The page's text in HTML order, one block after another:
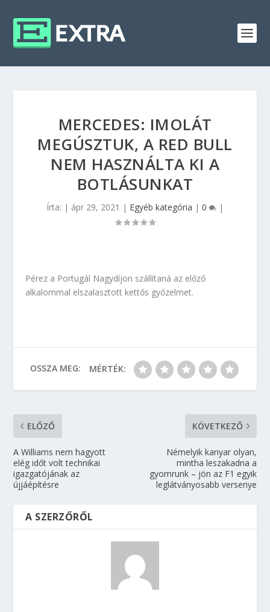
MERCEDES: IMOLÁT
MEGÚSZTUK, A RED BULL
NEM HASZNÁLTA KI A
BOTLÁSUNKAT
Írta: | ápr 29, 2021 | Egyéb kategória | 0 |
Pérez a Portugál Nagydíjon szállítaná az előző
alkalommal elszalasztott kettős győzelmet.
OSSZA MEG: MÉRTÉK:
ELŐZŐ
A Williams nem hagyott
elég időt volt technikai
igazgatójának az
újjáépítésre
KÖVETKEZŐ
Némelyik kanyar olyan,
mintha leszakadna a
gyomrunk – jön az F1 egyik
leglátványosabb versenye
A SZERZŐRŐL